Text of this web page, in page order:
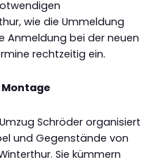
wie die Ummeldung
Anmeldung bei der neuen
rechtzeitig ein.
Schröder organisiert
und Gegenstände von
Sie kümmern